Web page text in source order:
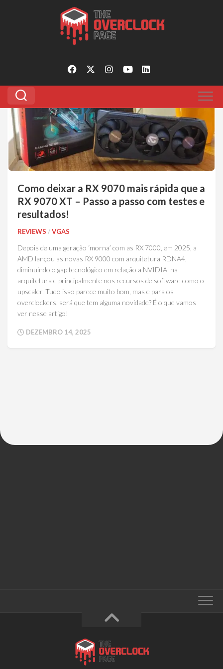
rx 9070 linux
Como deixar a RX 9070 mais rápida que a
RX 9070 XT – Passo a passo com testes e
resultados!
REVIEWS /VGAS
Depois de uma geração ‘morna’ com as RX 7000, em 2025, a
AMD lançou as novas RX 9000 com arquitetura RDNA4,
diminuindo o gap tecnológico em relação a NVIDIA, na
arquitetura e principalmente nos recursos de software como o
upscaler. Tudo isso parece muito bom, mas e para os
overclockers, será que tem alguma novidade? É o que vamos
ver nesse artigo!
DEZEMBRO 14, 2025